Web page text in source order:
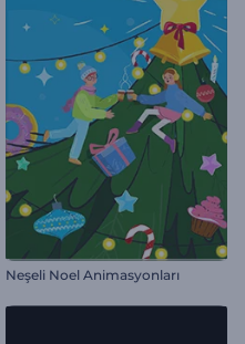
Neşeli Noel Animasyonları